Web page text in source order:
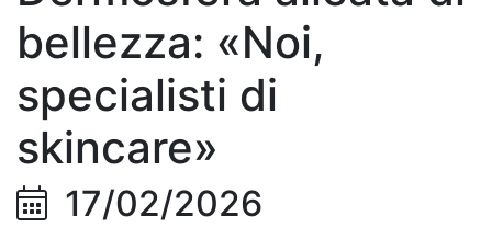
bellezza: «Noi,
specialisti di
skincare»
17/02/2026